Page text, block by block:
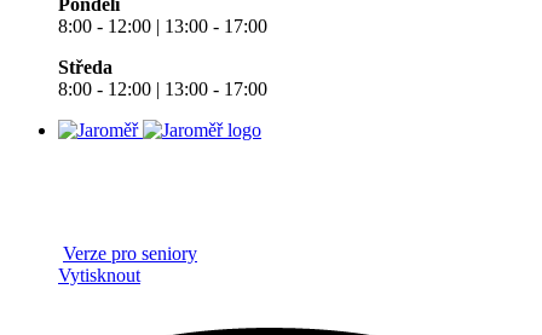
Pondělí
8:00 - 12:00 | 13:00 - 17:00
Středa
8:00 - 12:00 | 13:00 - 17:00
Verze pro seniory
Vytisknout